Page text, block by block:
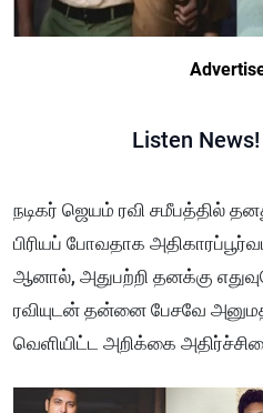
Listen News!
நடிகர் ஜெயம் ரவி சமீபத்தில்
பிரியப் போவதாக
ஆனால், அதுபற்றி தனக்கு
ரவியுடன் தன்னை பேசவே
வெளியிட்ட அறிக்கை